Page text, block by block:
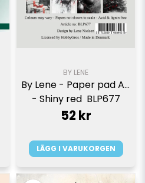
BY LENE
By Lene - Paper pad A6
- Shiny red  BLP677
52 kr
LÄGG I VARUKORGEN